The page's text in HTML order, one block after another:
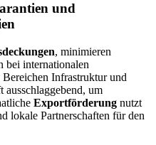
und
, minimieren
bei internationalen
Infrastruktur und
ausschlaggebend, um
Exportförderung nutzt
lokale Partnerschaften für den